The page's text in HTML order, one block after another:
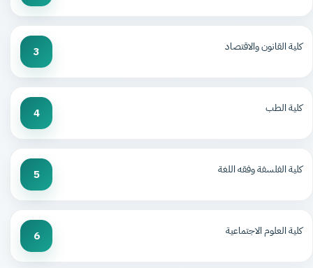
كلية القانون والاقتصاد 3
كلية الطب 4
كلية الفلسفة وفقه اللغة 5
كلية العلوم الاجتماعية 6